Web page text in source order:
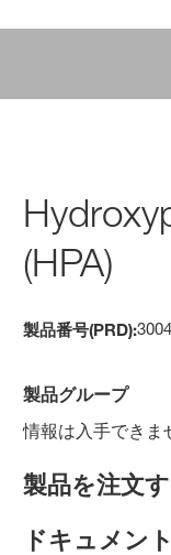
(HPA)
製品番号(PRD):
製品グループ
情報は入手できま
製品を注文
ドキュメン